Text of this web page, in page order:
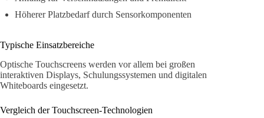
Höherer Platzbedarf durch Sensorkomponenten
Typische Einsatzbereiche
Optische Touchscreens werden vor allem bei großen
interaktiven Displays, Schulungssystemen und digitalen
Whiteboards eingesetzt.
Vergleich der Touchscreen-Technologien